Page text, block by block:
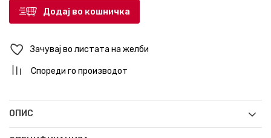
Додај во кошничка
Зачувај во листата на желби
Спореди го производот
ОПИС